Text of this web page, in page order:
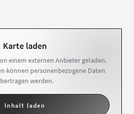
Karte laden
einem externen Anbieter geladen.
können personenbezogene Daten
werden.
Inhalt laden